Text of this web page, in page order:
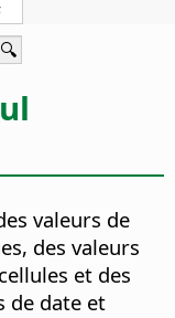
valeurs de
des valeurs
et des
de date et